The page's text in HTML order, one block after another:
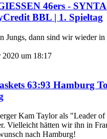
46ers -
BBL | 1. Spieltag
Jungs, dann sind wir wieder
2020 um 18:17
63:93 Hamburg
Kam Taylor als "Leader
Vielleicht hätten wir ihn in
nach Hamburg!